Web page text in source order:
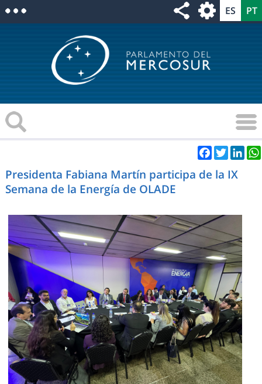
Facebook
Twitter
Presidenta Fabiana Martín participa de la IX
Semana de la Energía de OLADE